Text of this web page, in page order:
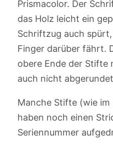
Prismacolor. Der
das Holz leicht ein
Schriftzug auch
Finger darüber fährt.
obere Ende der Stifte
auch nicht
Manche Stifte (wie im
haben noch einen
Seriennummer